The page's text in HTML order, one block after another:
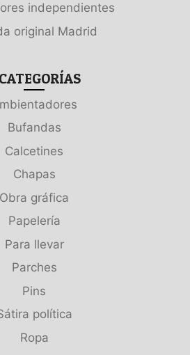
independientes
original Madrid
Bufandas
Calcetines
Chapas
Obra gráfica
Papelería
Para llevar
Parches
Pins
política
Ropa